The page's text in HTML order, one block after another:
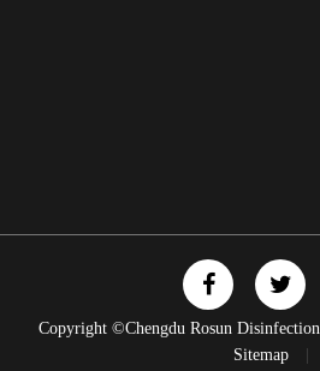
Copyright ©Chengdu Rosun
Sitemap